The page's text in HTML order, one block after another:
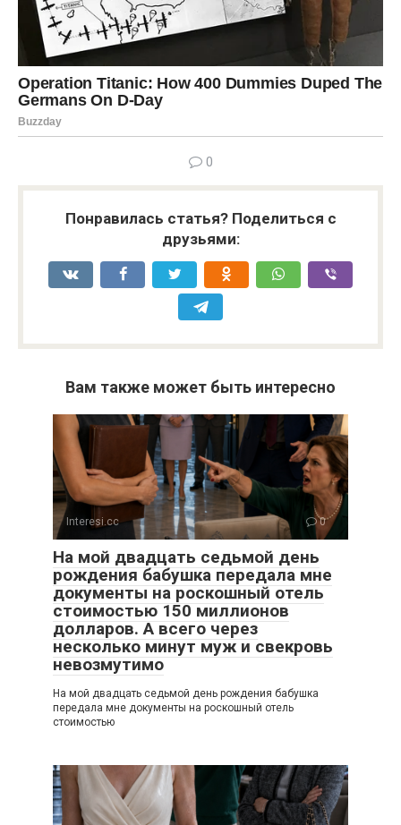
0
Понравилась статья? Поделиться с
друзьями:
Вам также может быть интересно
Interesi.cc 0
На мой двадцать седьмой день
рождения бабушка передала мне
документы на роскошный отель
стоимостью 150 миллионов
долларов. А всего через
несколько минут муж и свекровь
невозмутимо
На мой двадцать седьмой день рождения бабушка
передала мне документы на роскошный отель
стоимостью